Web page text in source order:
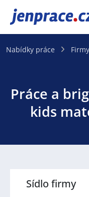
JenPráce.cz
Nabídky práce Firmy
Práce a
kids
Sídlo firmy